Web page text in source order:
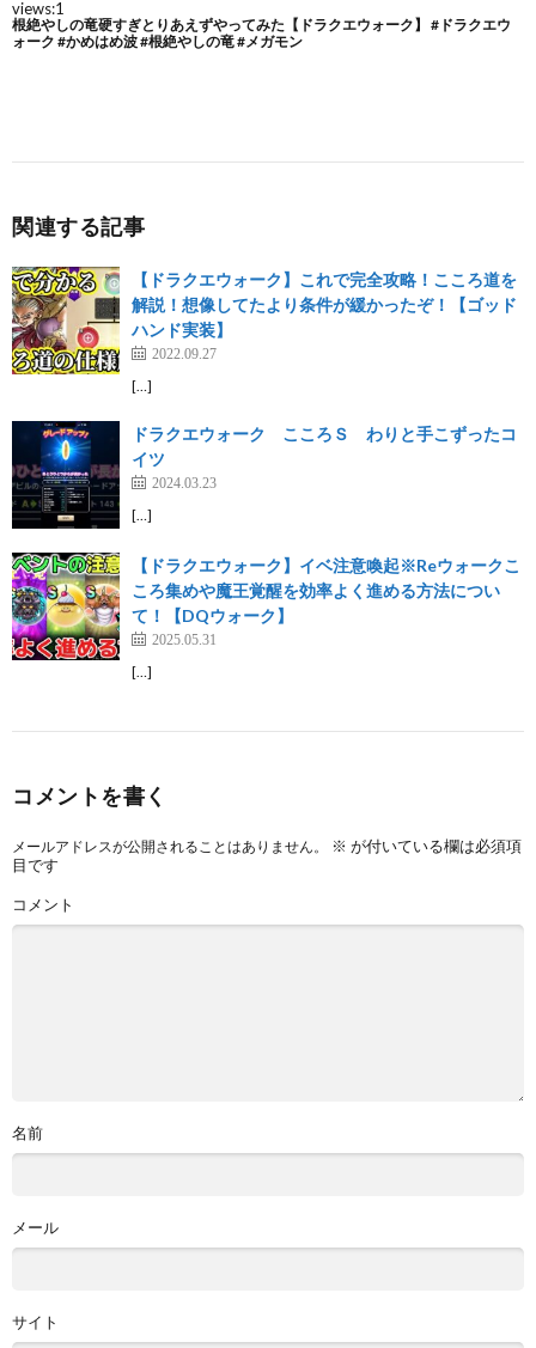
関連する記事
【ドラクエウォーク】これで完全攻略！こころ道を
解説！想像してたより条件が緩かったぞ！【ゴッド
ハンド実装】
2022.09.27
[…]
ドラクエウォーク こころＳ わりと手こずったコ
イツ
2024.03.23
[…]
【ドラクエウォーク】イベ注意喚起※Reウォークこ
ころ集めや魔王覚醒を効率よく進める方法につい
て！【DQウォーク】
2025.05.31
[…]
コメントを書く
メールアドレスが公開されることはありません。 ※ が付いている欄は必須項
目です
コメント
名前
メール
サイト